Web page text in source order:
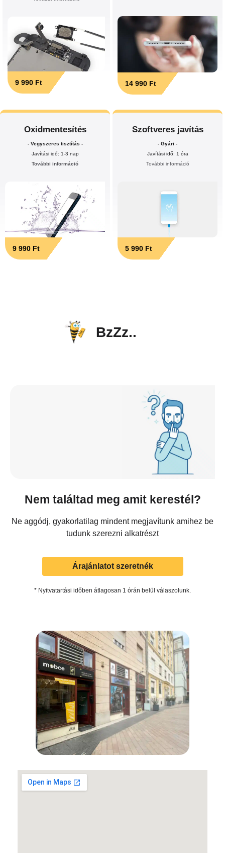
9 990 Ft 14 990 Ft
Oxidmentesítés
- Vegyszeres tisztítás -
Javítási idő: 1-3 nap
További információ
9 990 Ft
Szoftveres javítás
- Gyári -
Javítási idő: 1 óra
További információ
5 990 Ft
BzZz..
Nem találtad meg amit kerestél?
Ne aggódj, gyakorlatilag mindent megjavítunk amihez be
tudunk szerezni alkatrészt
Árajánlatot szeretnék
* Nyitvatartási időben átlagosan 1 órán belül válaszolunk.